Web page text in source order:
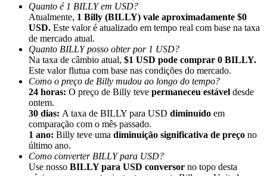
Indicação
Convide um amigo para receber recompensas em dinheiro
BTC Welcome Rewards
Quanto é 1 BILLY em USD?
Atualmente, 1 Billy (BILLY) vale aproximadamente $0
USD. Este valor é atualizado em tempo real com base na taxa
de mercado atual.
Quanto BILLY posso obter por 1 USD?
Na taxa de câmbio atual, $1 USD pode comprar 0 BILLY.
Este valor flutua com base nas condições do mercado.
Como o preço de Billy mudou ao longo do tempo?
24 horas: O preço de Billy teve permaneceu estável desde
ontem.
30 dias: A taxa de BILLY para USD diminuído em
comparação com o mês passado.
1 ano: Billy teve uma diminuição significativa de preço no
último ano.
Como converter BILLY para USD?
Use nosso BILLY para USD conversor no topo desta